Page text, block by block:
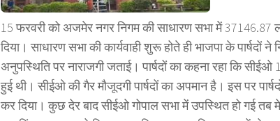
15 फरवरी को अजमेर नगर निगम की साधारण सभा में 37146.87
दिया। साधारण सभा की कार्यवाही शुरू होते ही भाजपा के पार्षदों
अनुपस्थिति पर नाराजगी जताई। पार्षदों का कहना रहा कि
हुई थी। सीईओ की गैर मौजूदगी पार्षदों का अपमान है। इस पर
कर दिया। कुछ देर बाद सीईओ गोपाल सभा में उपस्थित हो गई तब